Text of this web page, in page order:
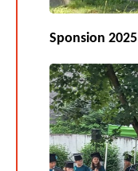
Sponsion 2025